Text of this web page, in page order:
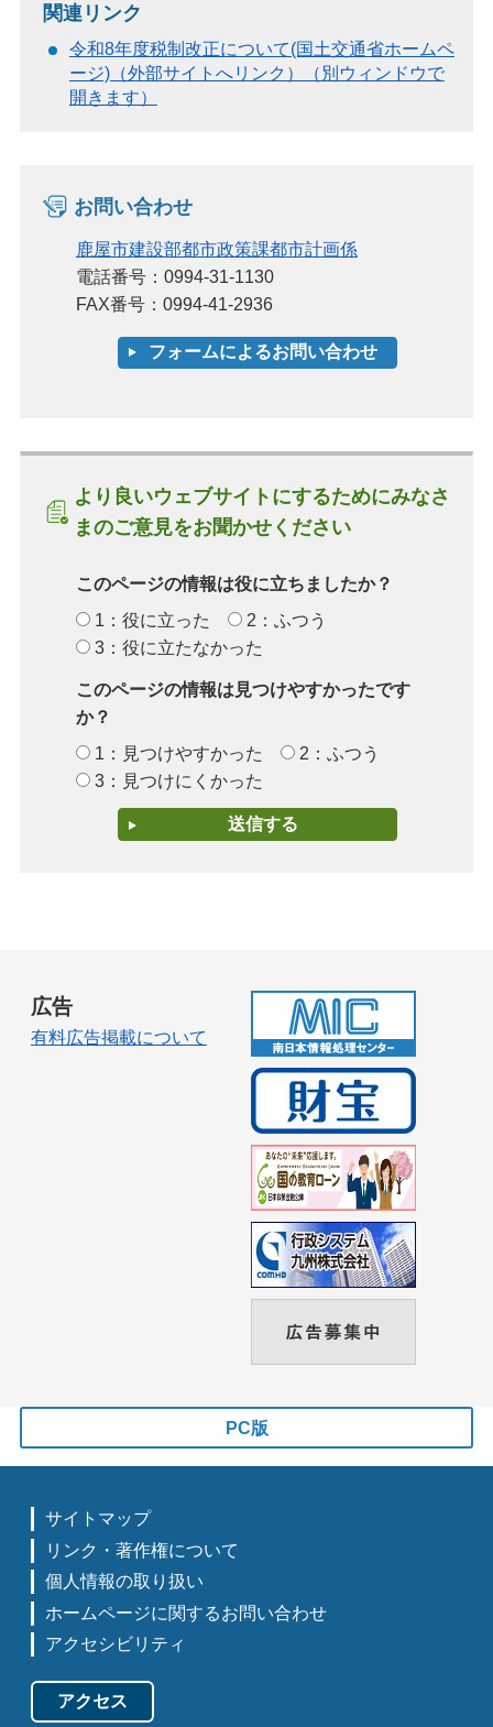
関連リンク
令和8年度税制改正について(国土交通省ホームペ
ージ)（外部サイトへリンク）（別ウィンドウで
開きます）
お問い合わせ
鹿屋市建設部都市政策課都市計画係
電話番号：0994-31-1130
FAX番号：0994-41-2936
より良いウェブサイトにするためにみなさ
まのご意見をお聞かせください
このページの情報は役に立ちましたか？
1：役に立った
2：ふつう
3：役に立たなかった
このページの情報は見つけやすかったです
か？
1：見つけやすかった
2：ふつう
3：見つけにくかった
広告
有料広告掲載について
PC版
サイトマップ
リンク・著作権について
個人情報の取り扱い
ホームページに関するお問い合わせ
アクセシビリティ
アクセス